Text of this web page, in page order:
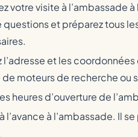
votre visite à l’ambassade
questions et préparez tous
l’adresse et les
de moteurs de recherche
heures d’ouverture de
l’avance à l’ambassade. Il